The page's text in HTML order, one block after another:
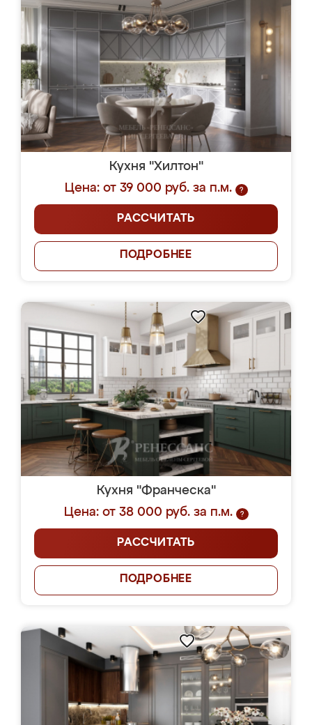
Кухня "Хилтон"
Цена: от 39 000 руб. за п.м.
?
РАССЧИТАТЬ
ПОДРОБНЕЕ
Кухня "Франческа"
Цена: от 38 000 руб. за п.м.
?
РАССЧИТАТЬ
ПОДРОБНЕЕ